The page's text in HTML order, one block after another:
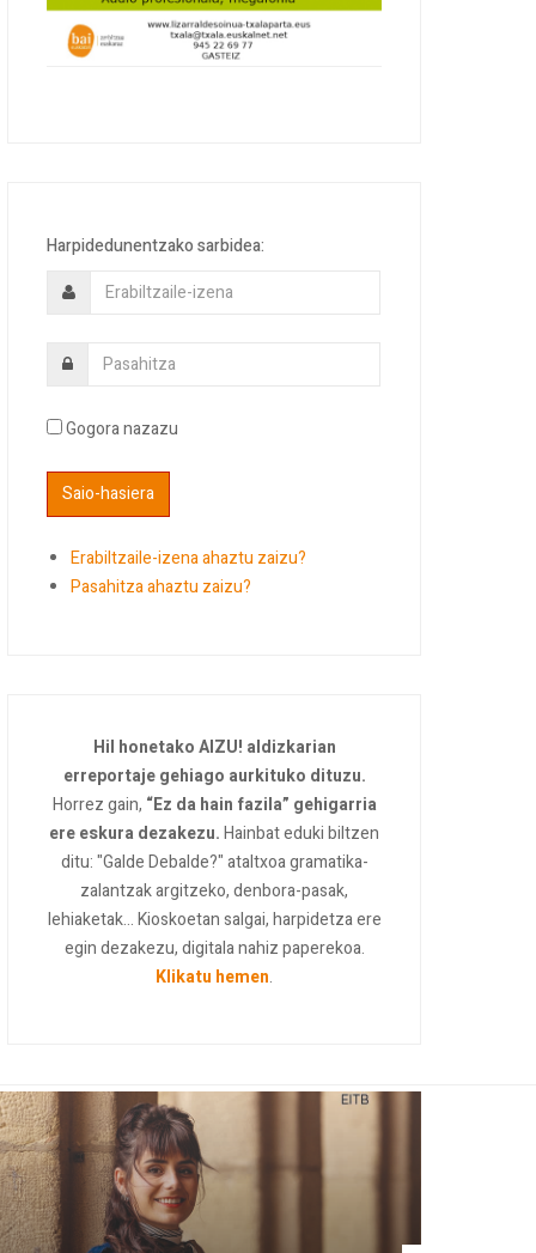
Harpidedunentzako sarbidea:
Gogora nazazu
Erabiltzaile-izena ahaztu zaizu?
Pasahitza ahaztu zaizu?
Hil honetako AIZU! aldizkarian
erreportaje gehiago aurkituko dituzu.
Horrez gain, “Ez da hain fazila” gehigarria
ere eskura dezakezu.Hainbat eduki biltzen
ditu: "Galde Debalde?" ataltxoa gramatika-
zalantzak argitzeko, denbora-pasak,
lehiaketak... Kioskoetan salgai, harpidetza ere
egin dezakezu, digitala nahiz paperekoa.
Klikatu hemen.